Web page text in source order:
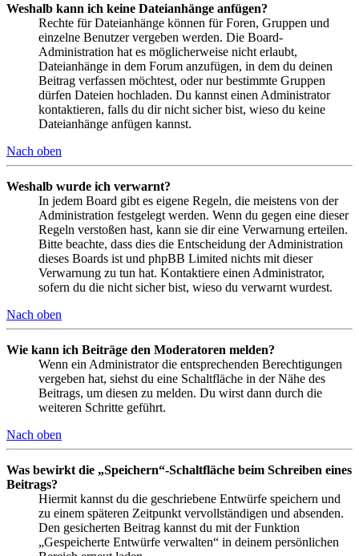
Weshalb kann ich keine Dateianhänge anfügen?
Rechte für Dateianhänge können für Foren, Gruppen und
einzelne Benutzer vergeben werden. Die Board-
Administration hat es möglicherweise nicht erlaubt,
Dateianhänge in dem Forum anzufügen, in dem du deinen
Beitrag verfassen möchtest, oder nur bestimmte Gruppen
dürfen Dateien hochladen. Du kannst einen Administrator
kontaktieren, falls du dir nicht sicher bist, wieso du keine
Dateianhänge anfügen kannst.
Nach oben
Weshalb wurde ich verwarnt?
In jedem Board gibt es eigene Regeln, die meistens von der
Administration festgelegt werden. Wenn du gegen eine dieser
Regeln verstoßen hast, kann sie dir eine Verwarnung erteilen.
Bitte beachte, dass dies die Entscheidung der Administration
dieses Boards ist und phpBB Limited nichts mit dieser
Verwarnung zu tun hat. Kontaktiere einen Administrator,
sofern du die nicht sicher bist, wieso du verwarnt wurdest.
Nach oben
Wie kann ich Beiträge den Moderatoren melden?
Wenn ein Administrator die entsprechenden Berechtigungen
vergeben hat, siehst du eine Schaltfläche in der Nähe des
Beitrags, um diesen zu melden. Du wirst dann durch die
weiteren Schritte geführt.
Nach oben
Was bewirkt die „Speichern“-Schaltfläche beim Schreiben eines
Beitrags?
Hiermit kannst du die geschriebene Entwürfe speichern und
zu einem späteren Zeitpunkt vervollständigen und absenden.
Den gesicherten Beitrag kannst du mit der Funktion
„Gespeicherte Entwürfe verwalten“ in deinem persönlichen